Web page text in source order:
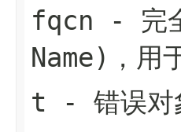
fqcn - 完
Name)，用
t - 错误对